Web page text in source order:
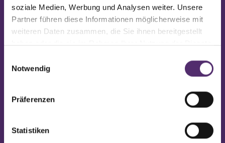
soziale Medien, Werbung und Analysen weiter. Unsere
Partner führen diese Informationen möglicherweise mit
weiteren Daten zusammen, die Sie ihnen bereitgestellt
haben oder die sie im Rahmen Ihrer Nutzung der Dienste
Notwendig
Präferenzen
Statistiken
Warum ich ein Feelgood eröffnet
habe?
Weil Gesundheit kein Zufall ist –
sondern eine Entscheidung. 💜
Feelgood steht für ein